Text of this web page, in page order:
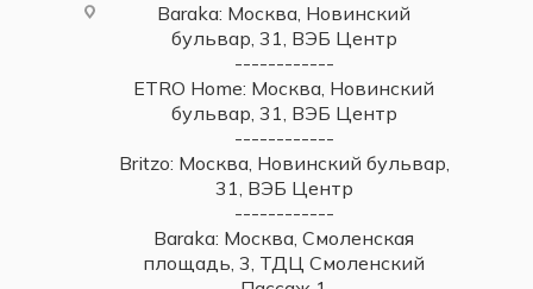
Baraka: Москва, Новинский
бульвар, 31, ВЭБ Центр
------------
ETRO Home: Москва, Новинский
бульвар, 31, ВЭБ Центр
------------
Britzo: Москва, Новинский бульвар,
31, ВЭБ Центр
------------
Baraka: Москва, Смоленская
площадь, 3, ТДЦ Смоленский